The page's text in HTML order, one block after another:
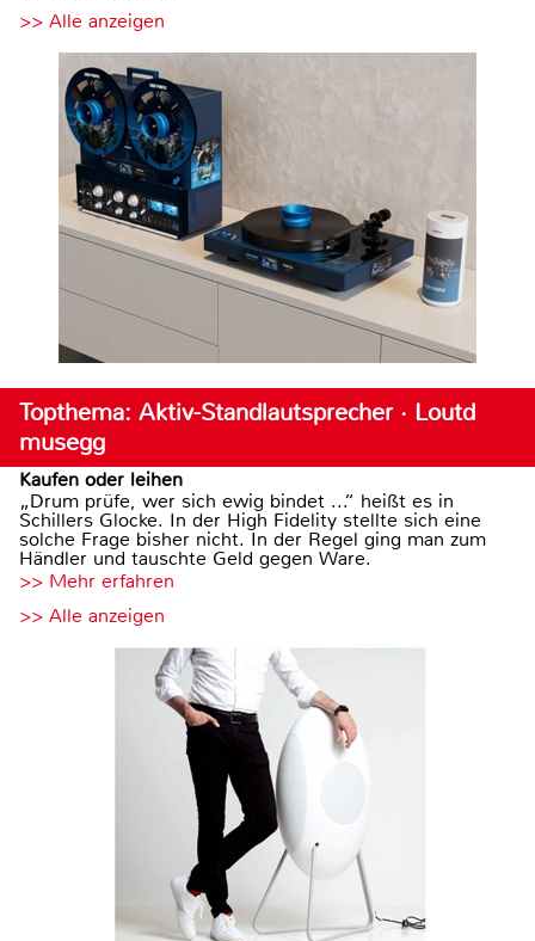
>> Alle anzeigen
Topthema: Aktiv-Standlautsprecher · Loutd
musegg
Kaufen oder leihen
„Drum prüfe, wer sich ewig bindet ...“ heißt es in
Schillers Glocke. In der High Fidelity stellte sich eine
solche Frage bisher nicht. In der Regel ging man zum
Händler und tauschte Geld gegen Ware.
>> Mehr erfahren
>> Alle anzeigen